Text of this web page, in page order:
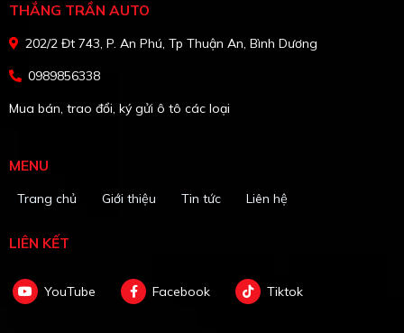
THẮNG TRẦN AUTO
202/2 Đt 743, P. An Phú, Tp Thuận An, Bình Dương
0989856338
Mua bán, trao đổi, ký gửi ô tô các loại
MENU
Trang chủ Giới thiệu Tin tức Liên hệ
LIÊN KẾT
YouTube Facebook Tiktok